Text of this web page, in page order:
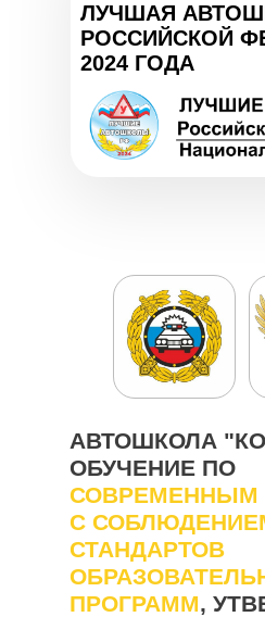
ЛУЧШАЯ
РОССИЙСКОЙ
2024 ГОДА
АВТОШКОЛА
ОБУЧЕНИЕ ПО
СОВРЕМЕННЫМ
С
СТАНДАРТОВ
ПРОГРАММ,